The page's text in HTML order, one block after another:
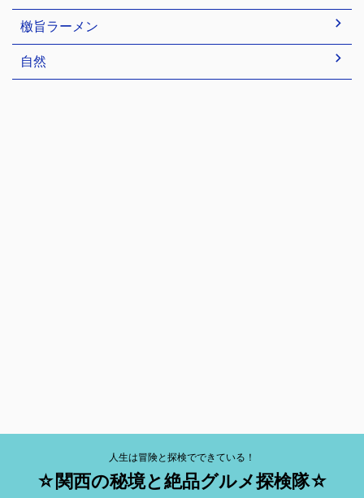
檄旨ラーメン
自然
人生は冒険と探検でできている！
☆関西の秘境と絶品グルメ探検隊☆